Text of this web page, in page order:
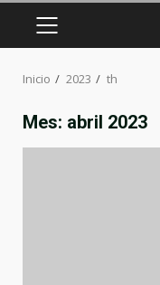
MENÚ
Inicio 2023 th
Mes: abril 2023